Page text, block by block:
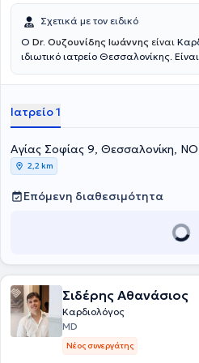
Σχετικά με τον ειδικό
Ο Dr. Ουζουνίδης Ιωάννης είναι
ιδιωτικό ιατρείο Θεσσαλονίκης.
Συνεργάτης της Γενική Κλινική
Επιστημονικά Υπεύθυνος του
ιατρείο προσφέρει πλήθος υπηρεσιών,
ανάγκες εκάστοτε ασθενούς.
Ιατρείο 1
Αγίας Σοφίας 9, Θεσσαλονίκη,
2,2 km
Επόμενη διαθεσιμότητα
Σιδέρης Αθανάσιος
Καρδιολόγος
MD
Νέος συνεργάτης